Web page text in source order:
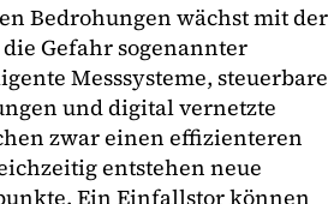
Bedrohungen wächst mit der
Gefahr sogenannter
Messsysteme, steuerbare
und digital vernetzte
zwar einen effizienteren
entstehen neue
Ein Einfallstor können